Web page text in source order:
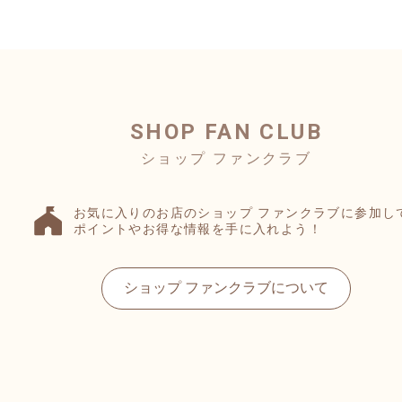
SHOP FAN CLUB
お気に入りのお店のショップ ファンクラブに参加し
ポイントやお得な情報を手に入れよう！
ショップ ファンクラブについて